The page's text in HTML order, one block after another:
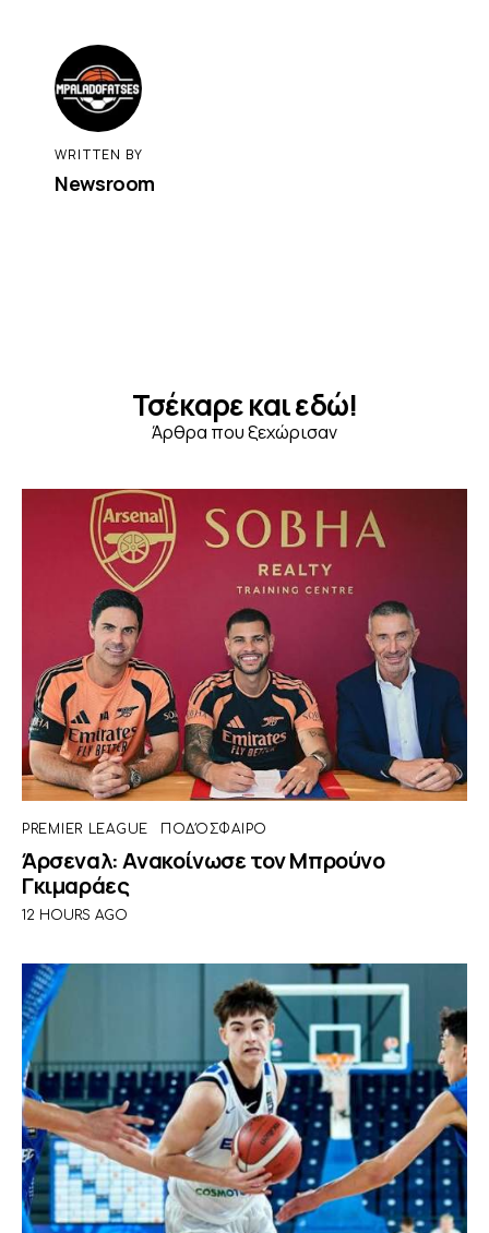
WRITTEN BY
Newsroom
Τσέκαρε και εδώ!
Άρθρα που ξεχώρισαν
PREMIER LEAGUE ΠΟΔΌΣΦΑΙΡΟ
Άρσεναλ: Ανακοίνωσε τον Μπρούνο
Γκιμαράες
12 HOURS AGO